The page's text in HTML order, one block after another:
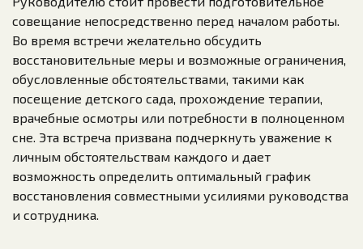
совещание непосредственно перед началом работы.
Во время встречи желательно обсудить
восстановительные меры и возможные ограничения,
обусловленные обстоятельствами, такими как
посещение детского сада, прохождение терапии,
врачебные осмотры или потребности в полноценном
сне. Эта встреча призвана подчеркнуть уважение к
личным обстоятельствам каждого и дает
возможность определить оптимальный график
восстановления совместными усилиями руководства
и сотрудника.